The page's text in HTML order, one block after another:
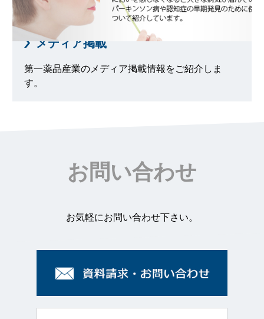
メディア掲載
第一薬品産業のメディア掲載情報をご紹介しま
す。
お問い合わせ
お気軽にお問い合わせ下さい。